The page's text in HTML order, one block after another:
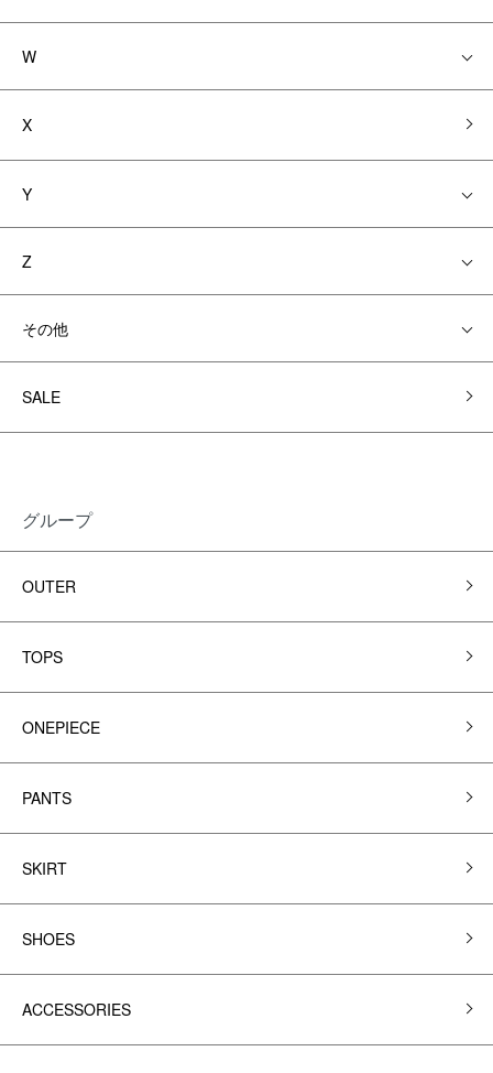
W
X
Y
Z
その他
SALE
グループ
OUTER
TOPS
ONEPIECE
PANTS
SKIRT
SHOES
ACCESSORIES